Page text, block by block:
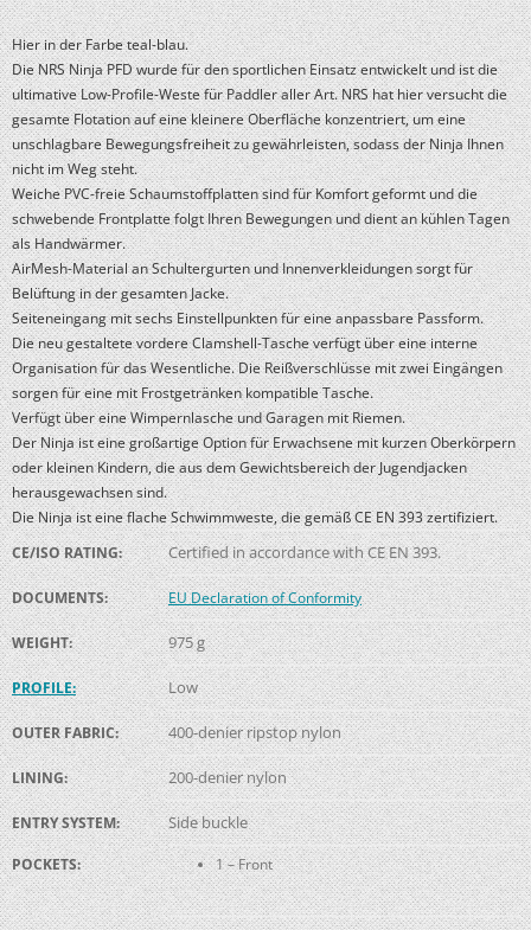
Hier in der Farbe teal-blau.
Die NRS Ninja PFD wurde für den sportlichen Einsatz entwickelt und ist die
ultimative Low-Profile-Weste für Paddler aller Art. NRS hat hier versucht die
gesamte Flotation auf eine kleinere Oberfläche konzentriert, um eine
unschlagbare Bewegungsfreiheit zu gewährleisten, sodass der Ninja Ihnen
nicht im Weg steht.
Weiche PVC-freie Schaumstoffplatten sind für Komfort geformt und die
schwebende Frontplatte folgt Ihren Bewegungen und dient an kühlen Tagen
als Handwärmer.
AirMesh-Material an Schultergurten und Innenverkleidungen sorgt für
Belüftung in der gesamten Jacke.
Seiteneingang mit sechs Einstellpunkten für eine anpassbare Passform.
Die neu gestaltete vordere Clamshell-Tasche verfügt über eine interne
Organisation für das Wesentliche. Die Reißverschlüsse mit zwei Eingängen
sorgen für eine mit Frostgetränken kompatible Tasche.
Verfügt über eine Wimpernlasche und Garagen mit Riemen.
Der Ninja ist eine großartige Option für Erwachsene mit kurzen Oberkörpern
oder kleinen Kindern, die aus dem Gewichtsbereich der Jugendjacken
herausgewachsen sind.
Die Ninja ist eine flache Schwimmweste, die gemäß CE EN 393 zertifiziert.
CE/ISO RATING:
Certified in accordance with CE EN 393.
DOCUMENTS: EU Declaration of Conformity
WEIGHT: 975 g
PROFILE: Low
OUTER FABRIC: 400-denier ripstop nylon
LINING: 200-denier nylon
ENTRY SYSTEM: Side buckle
POCKETS: 1 – Front